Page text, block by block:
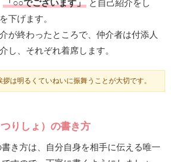
「○○でございます」と自己紹介をし
下げます。
が終わったところで、仲介者は付添人
し、それぞれ着席します。
は明るくていねいに振舞うことが大切です。
りしょ）の書き方
き方は、自分自身を相手に伝える唯一